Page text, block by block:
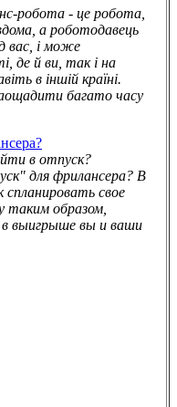
робота - це робота,
а роботодавець
вас, і може
де й ви, так і на
в іншій країні.
багато часу
в отпуск?
для фрилансера? В
свое
таким образом,
выигрыше вы и ваши